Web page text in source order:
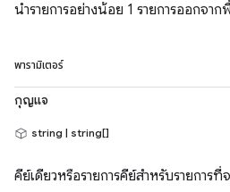
นำรายการอย่างน้อย 1 รายการออกจา
พารามิเตอร์
กุญแจ
string | string[]
คีย์เดียวหรือรายการคีย์สำหรับรายการที่